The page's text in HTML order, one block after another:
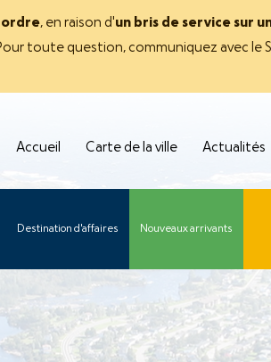
ordre, en raison d'un bris de service sur
toute question, communiquez avec le
Accueil Carte de la ville Actualités
Destination d'affaires Nouveaux arrivants